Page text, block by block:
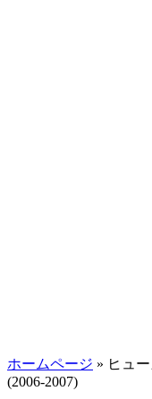
ホームページ » ヒュ
(2006-2007)